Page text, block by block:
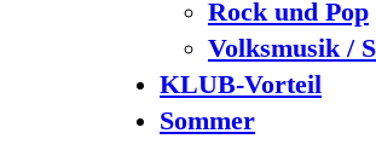
Rock und Pop
Volksmusik /
KLUB-Vorteil
Sommer